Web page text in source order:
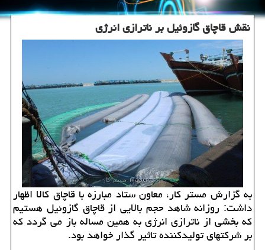
نقش قاچاق گازوئیل بر ناترازی انرژی
به گزارش مستر کار، معاون ستاد مبارزه با قاچاق کالا اظهار
داشت: روزانه شاهد حجم بالایی از قاچاق گازوئیل هستیم
که بخشی از ناترازی انرژی به همین مساله باز می گردد که
بر شرکتهای تولیدکننده تاثیر گذار خواهد بود.